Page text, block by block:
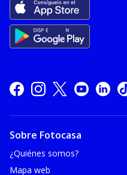
Sobre Fotocasa
¿Quiénes somos?
Mapa web